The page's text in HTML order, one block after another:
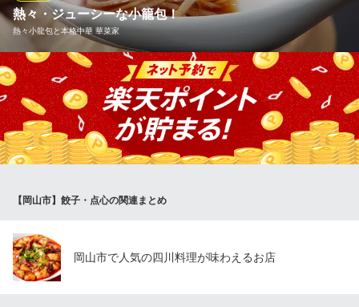
居酒屋
ＪＲ岡山駅 徒歩3分
岡山県岡山市北区駅元町29-14 1～2F
熱々・ジューシーな小籠包！
熱々小龍包と本格中華 華菜家
薄皮の中からあふれる黄金色のスープは絶品！ お好みの数だけお
召し上がりください。 2個入り 290円（税別）・4個入り 580円
（税別） ※1個追加 145円（税別）
熱々小龍包と本格中華 華菜家
岡山県岡山市北区本町8-15 フローレンス本町グランドシティ本町プラザ1F
【岡山市】餃子・点心の関連まとめ
岡山市で人気の四川料理が味わえるお店